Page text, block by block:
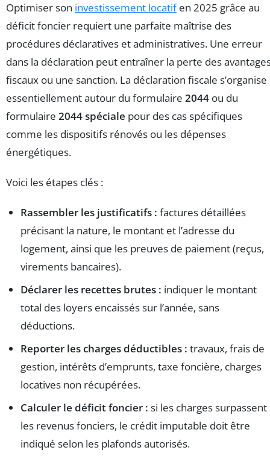
Optimiser son investissement locatifen 2025 grâce au
déficit foncier requiert une parfaite maîtrise des
procédures déclaratives et administratives. Une erreur
dans la déclaration peut entraîner la perte des
fiscaux ou une sanction. La déclaration fiscale s’organise
essentiellement autour du formulaire 2044 ou du
formulaire 2044 spéciale pour des cas spécifiques
comme les dispositifs rénovés ou les dépenses
énergétiques.
Voici les étapes clés :
Rassembler les justificatifs : factures détaillées
précisant la nature, le montant et l’adresse du
logement, ainsi que les preuves de paiement (reçus,
virements bancaires).
Déclarer les recettes brutes : indiquer le montant
total des loyers encaissés sur l’année, sans
déductions.
Reporter les charges déductibles : travaux, frais de
gestion, intérêts d’emprunts, taxe foncière, charges
locatives non récupérées.
Calculer le déficit foncier : si les charges surpassent
les revenus fonciers, le crédit imputable doit être
indiqué selon les plafonds autorisés.